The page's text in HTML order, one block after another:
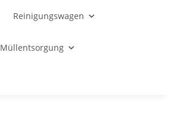
Reinigungswagen
Müllentsorgung